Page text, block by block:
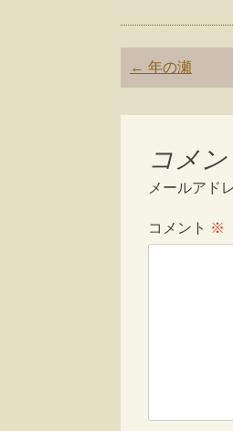
Post
navigation
← 年の瀬
コメ
メールアド
コメント ※